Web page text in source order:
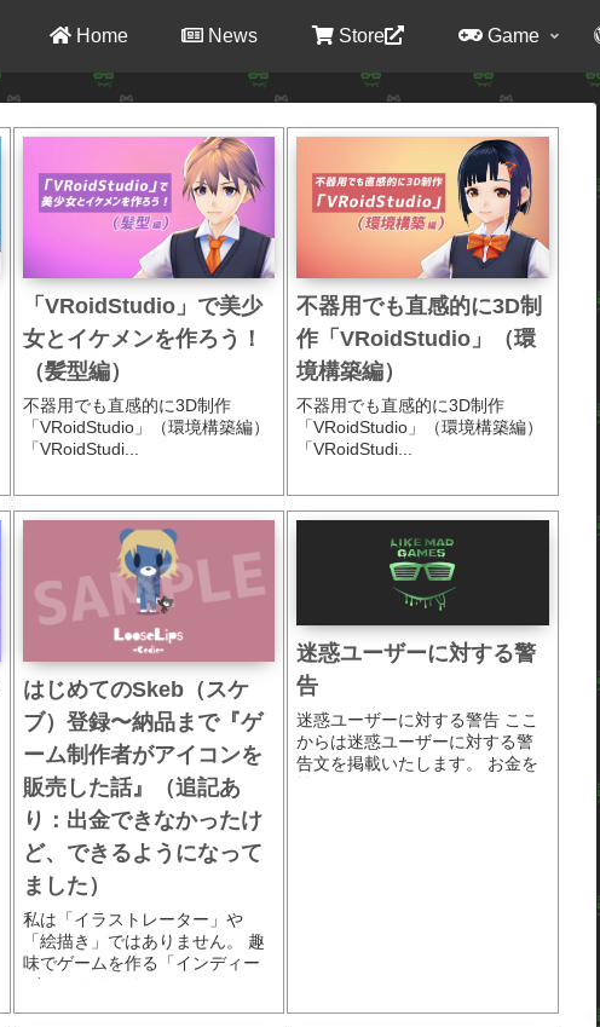
Home News Store Game
「VRoidStudio」で美少
女とイケメンを作ろう！
（髪型編）
不器用でも直感的に3D制作
「VRoidStudio」（環境構築編）
「VRoidStudi...
不器用でも直感的に3D制
作「VRoidStudio」（環
境構築編）
不器用でも直感的に3D制作
「VRoidStudio」（環境構築編）
「VRoidStudi...
はじめてのSkeb（スケ
ブ）登録〜納品まで『ゲ
ーム制作者がアイコンを
販売した話』（追記あ
り：出金できなかったけ
ど、できるようになって
ました）
私は「イラストレーター」や
「絵描き」ではありません。 趣
味でゲームを作る「インディー
ゲームクリエイ...
迷惑ユーザーに対する警
告
迷惑ユーザーに対する警告 ここ
からは迷惑ユーザーに対する警
告文を掲載いたします。 お金を